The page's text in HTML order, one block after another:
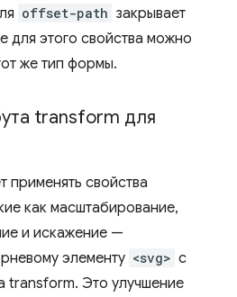
offset-path закрывает
для этого свойства можно
же тип формы.
transform для
применять свойства
как масштабирование,
и искажение —
элементу <svg> с
transform. Это улучшение